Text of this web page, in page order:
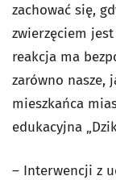
zachować się,
zwierzęciem
reakcja ma
zarówno nasze,
mieszkańca
edukacyjna
– Interwencji z